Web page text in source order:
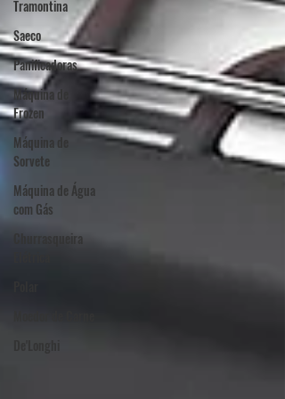
Tramontina
Saeco
Panificadoras
Máquina de
Frozen
Máquina de
Sorvete
Máquina de Água
com Gás
Churrasqueira